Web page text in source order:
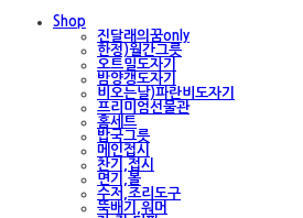
Shop
진달래의꿈only
한정)월간그릇
오트밀도자기
밤양갱도자기
비오는날)파란비도자기
프리미엄선물관
홈세트
밥국그릇
메인접시
찬기,접시
면기,볼
수저,조리도구
뚝배기,워머